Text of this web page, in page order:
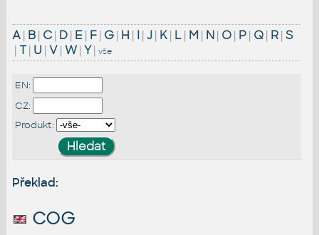
A| B| C| D| E | F| G| H | I| J| K| L| M| N| O| P| Q| R| S
| T| U | V| W| Y| vše
EN:
CZ:
Produkt:
Překlad:
COG